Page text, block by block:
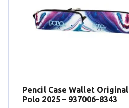
Pencil Case Wallet Original
Polo 2025 – 937006-8343